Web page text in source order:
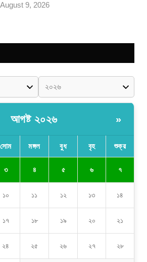
August 9, 2026
আগষ্ট ২০২৬ »
সোম মঙ্গল বুধ বৃহ শুক্র
৩ ৪ ৫ ৬ ৭
১০ ১১ ১২ ১৩ ১৪
১৭ ১৮ ১৯ ২০ ২১
২৪ ২৫ ২৬ ২৭ ২৮